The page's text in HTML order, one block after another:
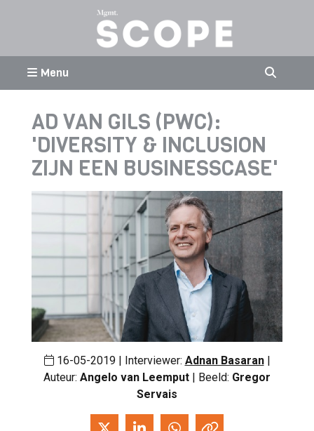
Menu
AD VAN GILS (PWC):
'DIVERSITY & INCLUSION
ZIJN EEN BUSINESSCASE'
16-05-2019 | Interviewer: Adnan Basaran |
Auteur: Angelo van Leemput | Beeld: Gregor
Servais